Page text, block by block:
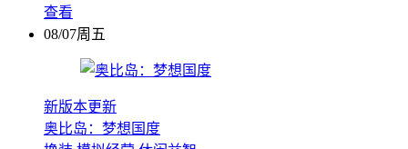
查看
08/07周五
新版本更新
奥比岛：梦想国度